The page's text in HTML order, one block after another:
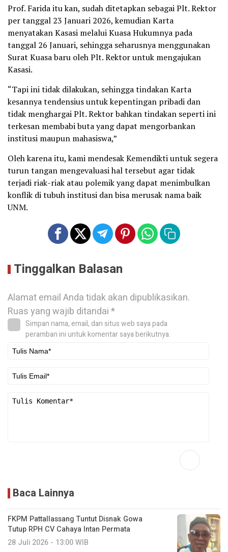
Prof. Farida itu kan, sudah ditetapkan sebagai Plt. Rektor
per tanggal 23 Januari 2026, kemudian Karta
menyatakan Kasasi melalui Kuasa Hukumnya pada
tanggal 26 Januari, sehingga seharusnya menggunakan
Surat Kuasa baru oleh Plt. Rektor untuk mengajukan
Kasasi.
“Tapi ini tidak dilakukan, sehingga tindakan Karta
kesannya tendensius untuk kepentingan pribadi dan
tidak menghargai Plt. Rektor bahkan tindakan seperti ini
terkesan membabi buta yang dapat mengorbankan
institusi maupun mahasiswa,”
Oleh karena itu, kami mendesak Kemendikti untuk segera
turun tangan mengevaluasi hal tersebut agar tidak
terjadi riak-riak atau polemik yang dapat menimbulkan
konflik di tubuh institusi dan bisa merusak nama baik
UNM.
Tinggalkan Balasan
Alamat email Anda tidak akan dipublikasikan.
Ruas yang wajib ditandai*
Simpan nama, email, dan situs web saya pada
peramban ini untuk komentar saya berikutnya.
Baca Lainnya
FKPM Pattallassang Tuntut Disnak Gowa
Tutup RPH CV Cahaya Intan Permata
28 Juli 2026 - 13:00 WIB